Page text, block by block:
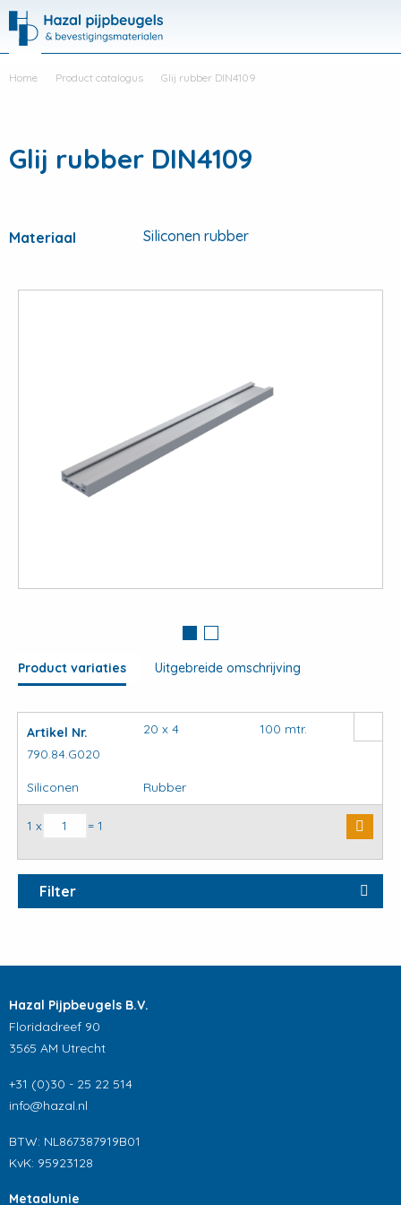
Hazal
Home Product catalogus Glij rubber DIN4109
Glij rubber DIN4109
Materiaal Siliconen rubber
View
Product variaties Uitgebreide omschrijving
Artikel Nr.
790.84.G020
20 x 4 100 mtr.
Siliconen Rubber
Glij rubber DIN4109 aantal
1 x = 1
Filter
Hazal Pijpbeugels B.V.
Floridadreef 90
3565 AM Utrecht
+31 (0)30 - 25 22 514
info@hazal.nl
BTW: NL867387919B01
KvK: 95923128
Metaalunie